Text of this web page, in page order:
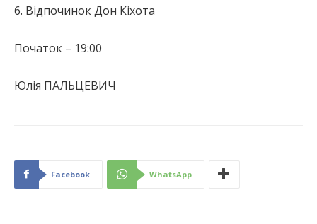
6. Відпочинок Дон Кіхота
Початок – 19:00
Юлія ПАЛЬЦЕВИЧ
Facebook WhatsApp